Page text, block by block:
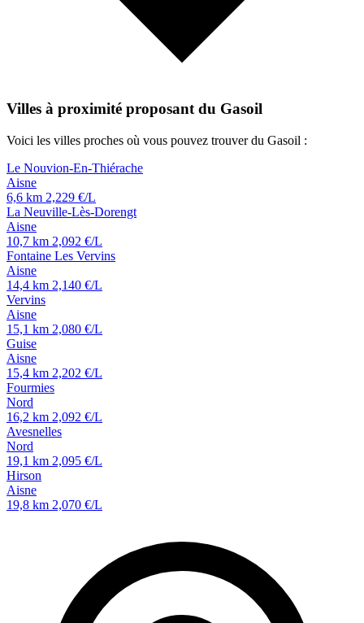
Villes à proximité proposant du Gasoil
Voici les villes proches où vous pouvez trouver du Gasoil :
Le Nouvion-En-Thiérache
Aisne
6,6 km 2,229 €/L
La Neuville-Lès-Dorengt
Aisne
10,7 km 2,092 €/L
Fontaine Les Vervins
Aisne
14,4 km 2,140 €/L
Vervins
Aisne
15,1 km 2,080 €/L
Guise
Aisne
15,4 km 2,202 €/L
Fourmies
Nord
16,2 km 2,092 €/L
Avesnelles
Nord
19,1 km 2,095 €/L
Hirson
Aisne
19,8 km 2,070 €/L